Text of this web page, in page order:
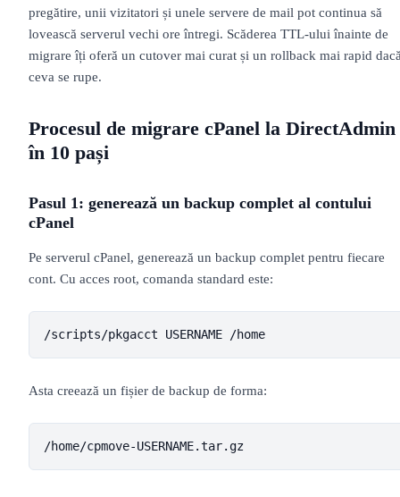
pregătire, unii vizitatori și unele servere de mail pot continua să
lovească serverul vechi ore întregi. Scăderea TTL-ului înainte de
migrare îți oferă un cutover mai curat și un rollback mai rapid
ceva se rupe.
Procesul de migrare cPanel la DirectAdmin
în 10 pași
Pasul 1: generează un backup complet al contului
cPanel
Pe serverul cPanel, generează un backup complet pentru fiecare
cont. Cu acces root, comanda standard este:
/scripts/pkgacct USERNAME /home
Asta creează un fișier de backup de forma:
/home/cpmove-USERNAME.tar.gz